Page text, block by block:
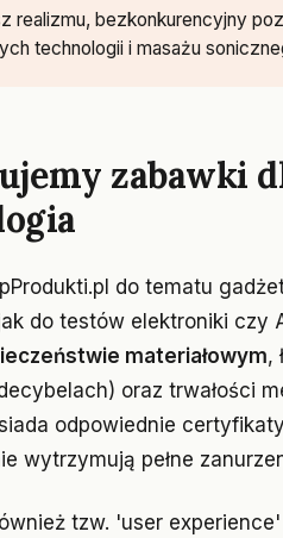
realizmu, bezkonkurencyjny
technologii i masażu
zabawki
do tematu
do testów elektroniki czy
materiałowym,
oraz trwałości
odpowiednie
wytrzymują pełne
tzw. 'user